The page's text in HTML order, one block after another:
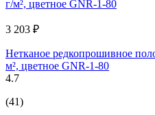
3 203 ₽
Нетканое редкопрошивное
м², цветное GNR-1-80
4.7
(41)